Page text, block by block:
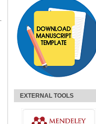
EXTERNAL TOOLS